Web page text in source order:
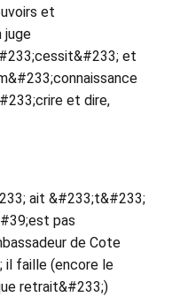
et
juge
et
et dire,
ait &#233;t&#233;
pas
de Cote
il faille (encore le
retrait&#233;)